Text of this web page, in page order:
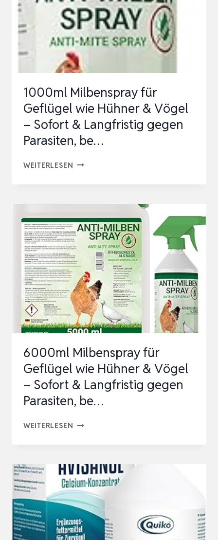
ROTE
VOGELMILBE
&
PARASITEN
–
SPRAY
FÜR…
1000ml Milbenspray für
Geflügel wie Hühner & Vögel
– Sofort & Langfristig gegen
Parasiten, be…
WEITERLESEN 1000ML
WIE
HÜHNER
&
VÖGEL
–
SOFORT
&
LANGFRISTIG
PARASITEN,
BE…
6000ml Milbenspray für
Geflügel wie Hühner & Vögel
– Sofort & Langfristig gegen
Parasiten, be…
WEITERLESEN 6000ML
GEFLÜGEL
WIE
HÜHNER
VÖGEL